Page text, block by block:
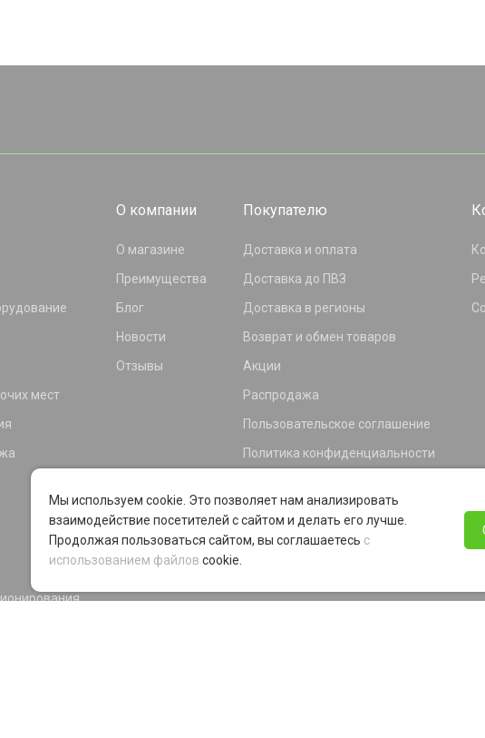
мест
О компании
О магазине
Преимущества
Блог
Новости
Отзывы
Покупателю
Доставка и оплата
Доставка до ПВЗ
Доставка в регионы
Возврат и обмен товаров
Акции
Распродажа
Пользовательское соглашение
Политика конфиденциальности
Программа лояльности
Мы используем cookie. Это позволяет нам анализировать
взаимодействие посетителей с сайтом и делать его лучше.
Продолжая пользоваться сайтом, вы соглашаетесь с
использованием файлов cookie.